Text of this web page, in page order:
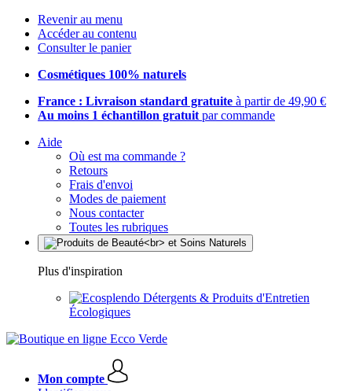
Revenir au menu
Accéder au contenu
Consulter le panier
Cosmétiques 100% naturels
France : Livraison standard gratuite à partir de 49,90 €
Au moins 1 échantillon gratuit par commande
Aide
Où est ma commande ?
Retours
Frais d'envoi
Modes de paiement
Nous contacter
Toutes les rubriques
Plus d'inspiration
Détergents & Produits d'Entretien
Écologiques
Mon compte